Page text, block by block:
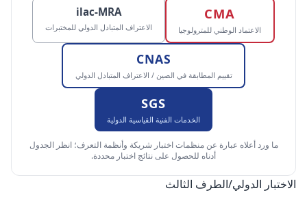
CMA
الاعتماد الوطني للمترولوجيا
ilac-MRA
الاعتراف المتبادل الدولي للمختبرات
CNAS
تقييم المطابقة في الصين / الاعتراف المتبادل الدولي
SGS
الخدمات الفنية القياسية الدولية
ما ورد أعلاه عبارة عن منظمات اختبار شريكة وأنظمة التعرف؛ انظر الجدول
أدناه للحصول على نتائج اختبار محددة.
الاختبار الدولي/الطرف الثالث